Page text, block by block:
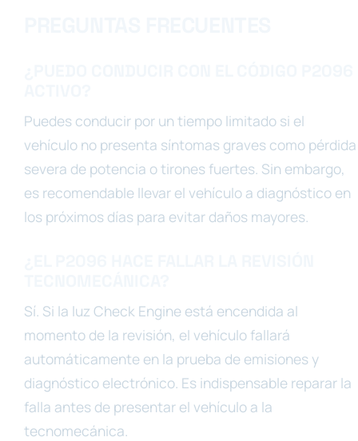
Puedes conducir por un tiempo limitado si el
vehículo no presenta síntomas graves como pérdida
severa de potencia o tirones fuertes. Sin embargo,
es recomendable llevar el vehículo a diagnóstico en
los próximos días para evitar daños mayores.
Sí. Si la luz Check Engine está encendida al
momento de la revisión, el vehículo fallará
automáticamente en la prueba de emisiones y
diagnóstico electrónico. Es indispensable reparar la
falla antes de presentar el vehículo a la
tecnomecánica.